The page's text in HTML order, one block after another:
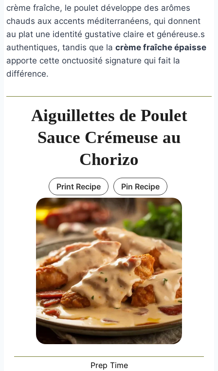
crème fraîche, le poulet développe des arômes
chauds aux accents méditerranéens, qui donnent
au plat une identité gustative claire et généreuse.s
authentiques, tandis que la crème fraîche épaisse
apporte cette onctuosité signature qui fait la
différence.
Aiguillettes de Poulet
Sauce Crémeuse au
Chorizo
Print Recipe Pin Recipe
Prep Time